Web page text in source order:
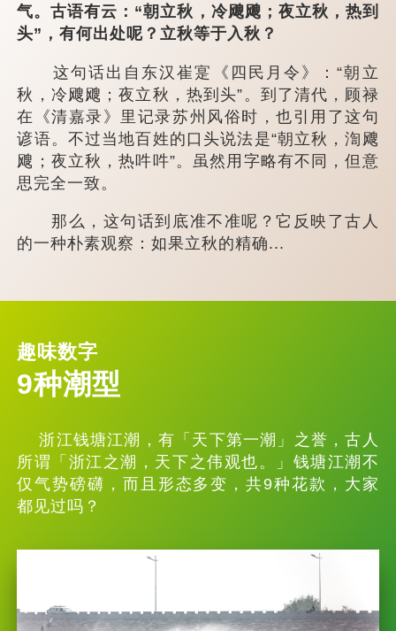
气。古语有云：“朝立秋，冷飕飕；夜立秋，热到
头”，有何出处呢？立秋等于入秋？
这句话出自东汉崔寔《四民月令》：“朝立
秋，冷飕飕；夜立秋，热到头”。到了清代，顾禄
在《清嘉录》里记录苏州风俗时，也引用了这句
谚语。不过当地百姓的口头说法是“朝立秋，渹飕
飕；夜立秋，热吽吽”。虽然用字略有不同，但意
思完全一致。
那么，这句话到底准不准呢？它反映了古人
的一种朴素观察：如果立秋的精确...
趣味数字
9种潮型
浙江钱塘江潮，有「天下第一潮」之誉，古人
所谓「浙江之潮，天下之伟观也。」钱塘江潮不
仅气势磅礴，而且形态多变，共9种花款，大家
都见过吗？